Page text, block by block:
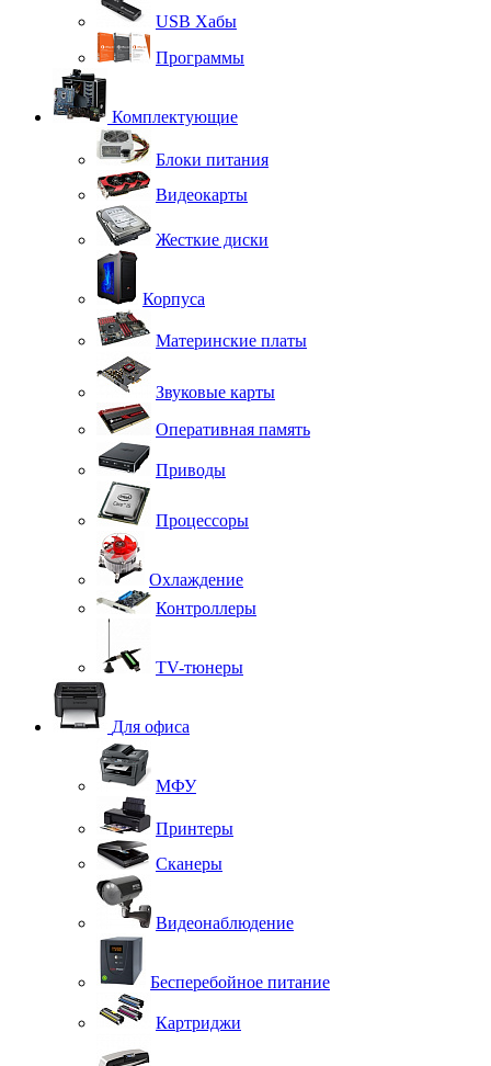
USB Хабы
Программы
Комплектующие
Блоки питания
Видеокарты
Жесткие диски
Корпуса
Материнские платы
Звуковые карты
Оперативная память
Приводы
Процессоры
Охлаждение
Контроллеры
TV-тюнеры
Для офиса
МФУ
Принтеры
Сканеры
Видеонаблюдение
Бесперебойное питание
Картриджи